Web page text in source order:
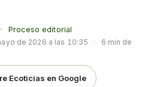
·
Proceso editorial
de 2026 a las 10:35 ·
6 min de
Ecoticias en Google